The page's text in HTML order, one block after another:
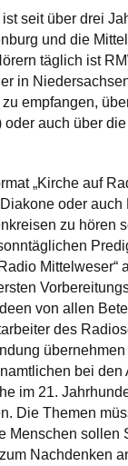
seit über drei
und die
täglich ist
in
empfangen,
oder auch über
„Kirche auf
oder auch
zu hören
Mittelweser“
von allen
des
bei den
im 21.
Die Themen
Menschen sollen
Nachdenken